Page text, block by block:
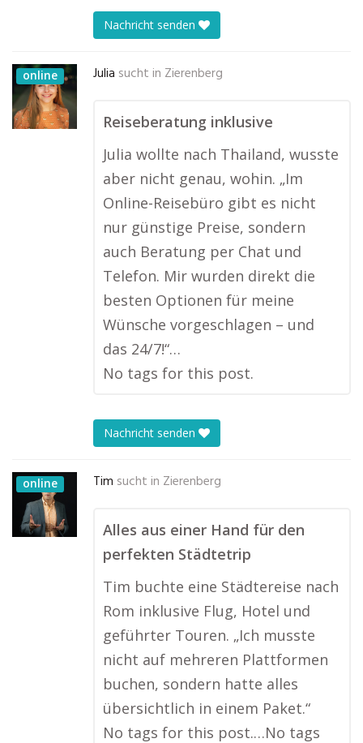
Nachricht senden
online Julia sucht in Zierenberg
Reiseberatung inklusive
Julia wollte nach Thailand, wusste
aber nicht genau, wohin. „Im
Online-Reisebüro gibt es nicht
nur günstige Preise, sondern
auch Beratung per Chat und
Telefon. Mir wurden direkt die
besten Optionen für meine
Wünsche vorgeschlagen – und
das 24/7!“…
No tags for this post.
Nachricht senden
online Tim sucht in Zierenberg
Alles aus einer Hand für den
perfekten Städtetrip
Tim buchte eine Städtereise nach
Rom inklusive Flug, Hotel und
geführter Touren. „Ich musste
nicht auf mehreren Plattformen
buchen, sondern hatte alles
übersichtlich in einem Paket.“
No tags for this post.…No tags